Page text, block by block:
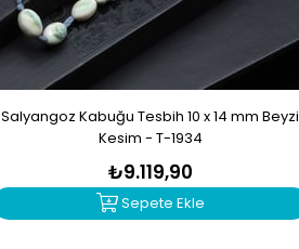
Salyangoz Kabuğu Tesbih 10 x 14 mm Beyzi
Kesim - T-1934
₺9.119,90
Sepete Ekle